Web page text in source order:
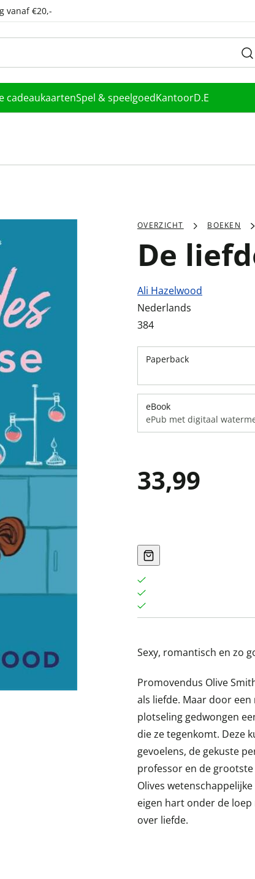
vanaf €20,-
cadeaukaartenSpel & speelgoedKantoorD.E
OVERZICHT BOEKEN
De
Ali Hazelwood
Nederlands
384
Paperback
eBook
ePub met digitaal
33,99
Sexy, romantisch en zo
Promovendus Olive
als liefde. Maar door
plotseling gedwongen
die ze tegenkomt. Deze
gevoelens, de gekuste
professor en de
Olives
eigen hart onder de
over liefde.